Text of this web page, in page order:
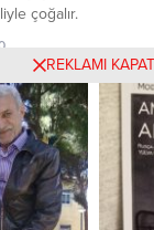
çoğalır.
aslında…
en
biri olan;
Gültekin
şiirini
sanata ve
sanat
insanın
REKLAMI KAPAT